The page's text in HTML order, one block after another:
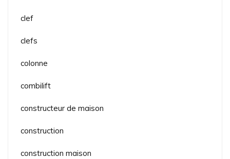
clef
clefs
colonne
combilift
constructeur de maison
construction
construction maison